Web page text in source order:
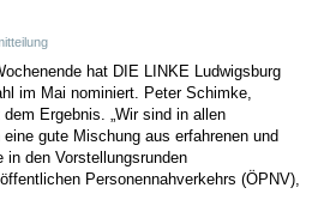
hat DIE LINKE Ludwigsburg
im Mai nominiert. Peter Schimke,
Ergebnis. „Wir sind in allen
gute Mischung aus erfahrenen und
in den Vorstellungsrunden
Personennahverkehrs (ÖPNV),